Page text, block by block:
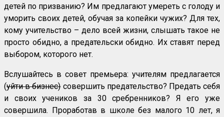
детей по призванию? Им предлагают умереть с голоду и
уморить своих детей, обучая за копейки чужих? Для тех,
кому учительство – дело всей жизни, слышать такое не
просто обидно, а предательски обидно. Их ставят перед
выбором, которого нет.
Вслушайтесь в совет премьера: учителям предлагается
(уйти в бизнес)совершить предательство? Предать себя
и своих учеников за 30 сребренников? Я его уже
совершила. Проработав в школе без малого 10 лет, я